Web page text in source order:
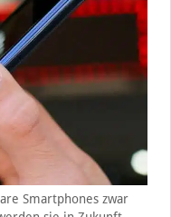
Smartphones zwar